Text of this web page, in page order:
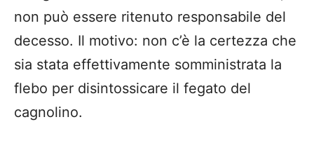
non può essere ritenuto responsabile del
decesso. Il motivo: non c’è la certezza che
sia stata effettivamente somministrata la
flebo per disintossicare il fegato del
cagnolino.